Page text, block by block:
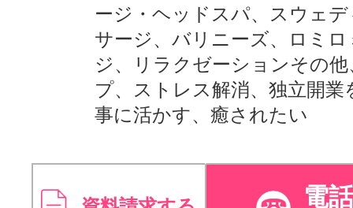
ージ・ヘッドスパ、スウェ
サージ、バリニーズ、ロミ
ジ、リラクゼーションその
プ、ストレス解消、独立開業
事に活かす、癒されたい
電